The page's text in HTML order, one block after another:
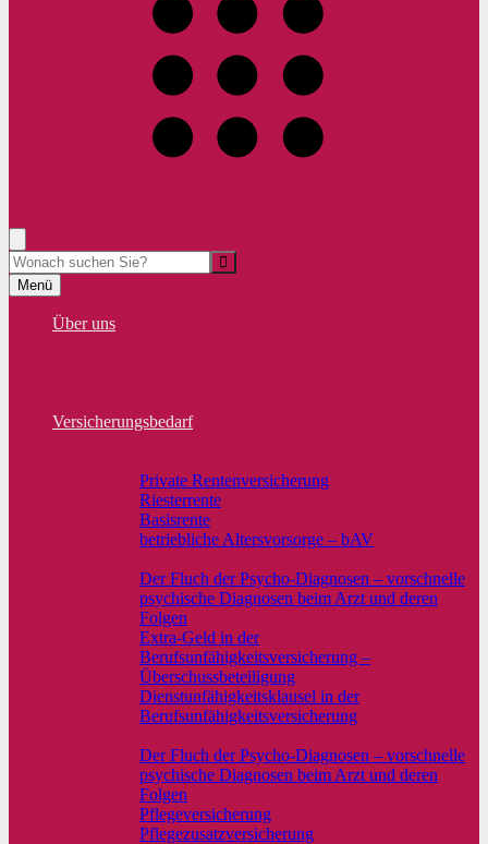
Menü
Über uns
Versicherungsbedarf
Private Rentenversicherung
Riesterrente
Basisrente
betriebliche Altersvorsorge – bAV
Der Fluch der Psycho-Diagnosen – vorschnelle
psychische Diagnosen beim Arzt und deren
Folgen
Extra-Geld in der
Berufsunfähigkeitsversicherung –
Überschussbeteiligung
Dienstunfähigkeitsklausel in der
Berufsunfähigkeitsversicherung
Der Fluch der Psycho-Diagnosen – vorschnelle
psychische Diagnosen beim Arzt und deren
Folgen
Pflegeversicherung
Pflegezusatzversicherung